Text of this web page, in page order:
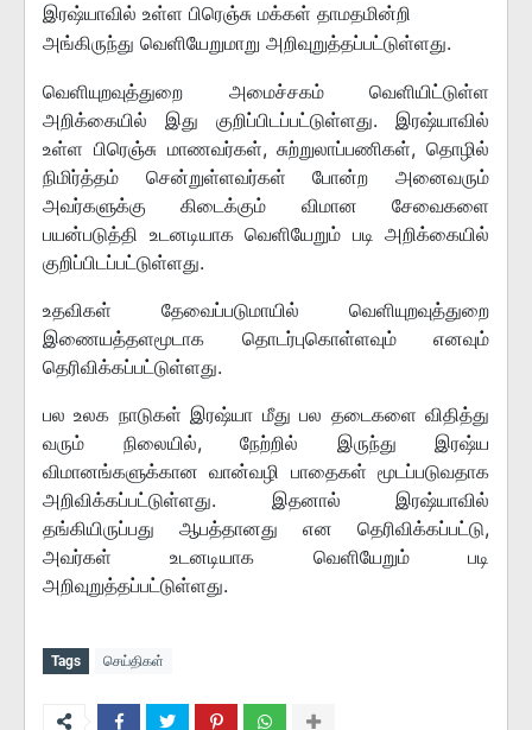
இரஷ்யாவில் உள்ள பிரெஞ்சு மக்கள் தாமதமின்றி
அங்கிருந்து வெளியேறுமாறு அறிவுறுத்தப்பட்டுள்ளது.
வெளியுறவுத்துறை அமைச்சகம் வெளியிட்டுள்ள
அறிக்கையில் இது குறிப்பிடப்பட்டுள்ளது. இரஷ்யாவில்
உள்ள பிரெஞ்சு மாணவர்கள், சுற்றுலாப்பணிகள், தொழில்
நிமிர்த்தம் சென்றுள்ளவர்கள் போன்ற அனைவரும்
அவர்களுக்கு கிடைக்கும் விமான சேவைகளை
பயன்படுத்தி உடனடியாக வெளியேறும் படி அறிக்கையில்
குறிப்பிடப்பட்டுள்ளது.
உதவிகள் தேவைப்படுமாயில் வெளியுறவுத்துறை
இணையத்தளமூடாக தொடர்புகொள்ளவும் எனவும்
தெரிவிக்கப்பட்டுள்ளது.
பல உலக நாடுகள் இரஷ்யா மீது பல தடைகளை விதித்து
வரும் நிலையில், நேற்றில் இருந்து இரஷ்ய
விமானங்களுக்கான வான்வழி பாதைகள் மூடப்படுவதாக
அறிவிக்கப்பட்டுள்ளது. இதனால் இரஷ்யாவில்
தங்கியிருப்பது ஆபத்தானது என தெரிவிக்கப்பட்டு,
அவர்கள் உடனடியாக வெளியேறும் படி
அறிவுறுத்தப்பட்டுள்ளது.
Tags செய்திகள்